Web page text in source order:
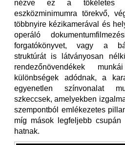
nézve ez a tökéletes
eszközminimumra törekvő,
többnyire kézikamerával és
operáló
forgatókönyvet, vagy a
struktúrát is látványosan
rendezőnövendékek
különbségek adódnak, a
egyenetlen színvonalat
szkeccsek, amelyekben
szempontból emlékezetes
míg mások legfeljebb csupán
hatnak.